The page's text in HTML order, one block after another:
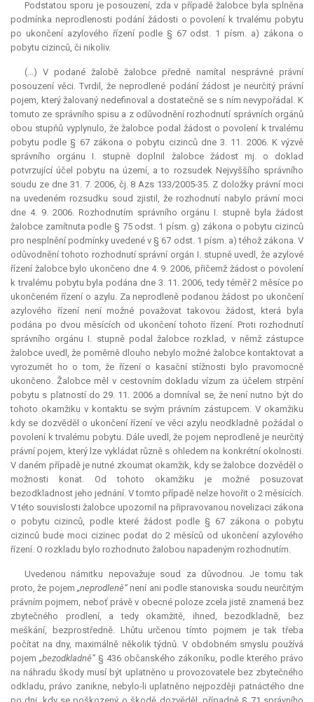
Podstatou sporu je posouzení, zda v případě žalobce byla splněna
podmínka neprodlenosti podání žádosti o povolení k trvalému pobytu
po ukončení azylového řízení podle § 67 odst. 1 písm. a) zákona o
pobytu cizinců, či nikoliv.
(...) V podané žalobě žalobce předně namítal nesprávné právní
posouzení věci. Tvrdil, že neprodlené podání žádost je neurčitý právní
pojem, který žalovaný nedefinoval a dostatečně se s ním nevypořádal. K
tomuto ze správního spisu a z odůvodnění rozhodnutí správních orgánů
obou stupňů vyplynulo, že žalobce podal žádost o povolení k trvalému
pobytu podle § 67 zákona o pobytu cizinců dne 3. 11. 2006. K výzvě
správního orgánu I. stupně doplnil žalobce žádost mj. o doklad
potvrzující účel pobytu na území, a to rozsudek Nejvyššího správního
soudu ze dne 31. 7. 2006, čj. 8 Azs 133/2005-35. Z doložky právní moci
na uvedeném rozsudku soud zjistil, že rozhodnutí nabylo právní moci
dne 4. 9. 2006. Rozhodnutím správního orgánu I. stupně byla žádost
žalobce zamítnuta podle § 75 odst. 1 písm. g) zákona o pobytu cizinců
pro nesplnění podmínky uvedené v § 67 odst. 1 písm. a) téhož zákona. V
odůvodnění tohoto rozhodnutí správní orgán I. stupně uvedl, že azylové
řízení žalobce bylo ukončeno dne 4. 9. 2006, přičemž žádost o povolení
k trvalému pobytu byla podána dne 3. 11. 2006, tedy téměř 2 měsíce po
ukončeném řízení o azylu. Za neprodleně podanou žádost po ukončení
azylového řízení není možné považovat takovou žádost, která byla
podána po dvou měsících od ukončení tohoto řízení. Proti rozhodnutí
správního orgánu I. stupně podal žalobce rozklad, v němž zástupce
žalobce uvedl, že poměrně dlouho nebylo možné žalobce kontaktovat a
vyrozumět ho o tom, že řízení o kasační stížnosti bylo pravomocně
ukončeno. Žalobce měl v cestovním dokladu vízum za účelem strpění
pobytu s platností do 29. 11. 2006 a domníval se, že není nutno být do
tohoto okamžiku v kontaktu se svým právním zástupcem. V okamžiku
kdy se dozvěděl o ukončení řízení ve věci azylu neodkladně požádal o
povolení k trvalému pobytu. Dále uvedl, že pojem neprodleně je neurčitý
právní pojem, který lze vykládat různě s ohledem na konkrétní okolnosti.
V daném případě je nutné zkoumat okamžik, kdy se žalobce dozvěděl o
možnosti konat. Od tohoto okamžiku je možné posuzovat
bezodkladnost jeho jednání. V tomto případě nelze hovořit o 2 měsících.
V této souvislosti žalobce upozornil na připravovanou novelizaci zákona
o pobytu cizinců, podle které žádost podle § 67 zákona o pobytu
cizinců bude moci cizinec podat do 2 měsíců od ukončení azylového
řízení. O rozkladu bylo rozhodnuto žalobou napadeným rozhodnutím.
Uvedenou námitku nepovažuje soud za důvodnou. Je tomu tak
proto, že pojem „neprodleně“ není ani podle stanoviska soudu neurčitým
právním pojmem, neboť právě v obecné poloze zcela jistě znamená bez
zbytečného prodlení, a tedy okamžitě, ihned, bezodkladně, bez
meškání, bezprostředně. Lhůtu určenou tímto pojmem je tak třeba
počítat na dny, maximálně několik týdnů. V obdobném smyslu používá
pojem „bezodkladně“ § 436 občanského zákoníku, podle kterého právo
na náhradu škody musí být uplatněno u provozovatele bez zbytečného
odkladu, právo zanikne, nebylo-li uplatněno nejpozději patnáctého dne